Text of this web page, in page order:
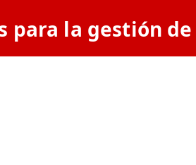
para la gestión de